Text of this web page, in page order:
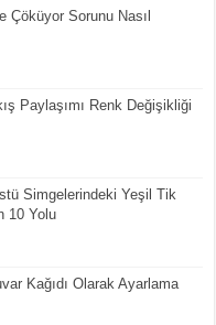
Çöküyor Sorunu Nasıl
Paylaşımı Renk Değişikliği
Simgelerindeki Yeşil Tik
10 Yolu
Kağıdı Olarak Ayarlama